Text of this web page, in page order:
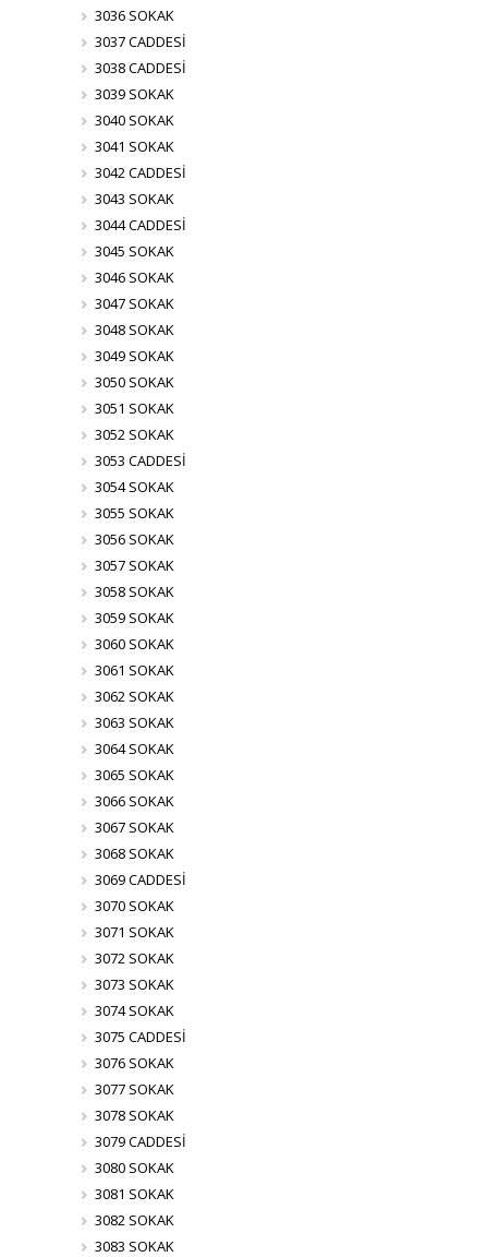
3036 SOKAK
3037 CADDESİ
3038 CADDESİ
3039 SOKAK
3040 SOKAK
3041 SOKAK
3042 CADDESİ
3043 SOKAK
3044 CADDESİ
3045 SOKAK
3046 SOKAK
3047 SOKAK
3048 SOKAK
3049 SOKAK
3050 SOKAK
3051 SOKAK
3052 SOKAK
3053 CADDESİ
3054 SOKAK
3055 SOKAK
3056 SOKAK
3057 SOKAK
3058 SOKAK
3059 SOKAK
3060 SOKAK
3061 SOKAK
3062 SOKAK
3063 SOKAK
3064 SOKAK
3065 SOKAK
3066 SOKAK
3067 SOKAK
3068 SOKAK
3069 CADDESİ
3070 SOKAK
3071 SOKAK
3072 SOKAK
3073 SOKAK
3074 SOKAK
3075 CADDESİ
3076 SOKAK
3077 SOKAK
3078 SOKAK
3079 CADDESİ
3080 SOKAK
3081 SOKAK
3082 SOKAK
3083 SOKAK